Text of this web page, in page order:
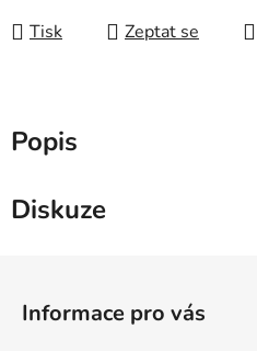
Tisk Zeptat se
Popis
Diskuze
Informace pro vás